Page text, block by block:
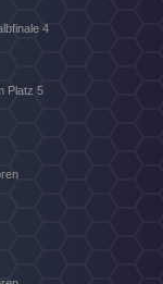
4
Platz 5